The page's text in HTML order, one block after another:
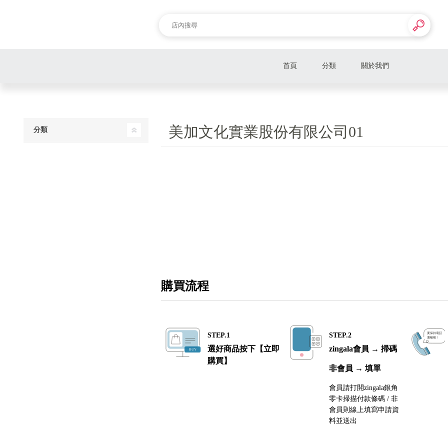
首頁 分類 關於我們
美加文化實業股份有限公司01
購買流程
STEP.1
選好商品按下【立即
購買】
STEP.2
zingala會員 → 掃碼
非會員 → 填單
會員請打開zingala銀角
零卡掃描付款條碼 / 非
會員則線上填寫申請資
料並送出
分類